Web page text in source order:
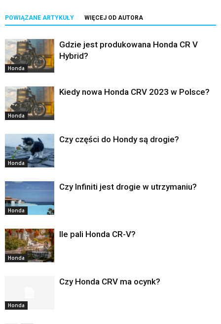
POWIĄZANE ARTYKUŁY WIĘCEJ OD AUTORA
Honda
Gdzie jest produkowana Honda CR V
Hybrid?
Honda
Kiedy nowa Honda CRV 2023 w Polsce?
Honda
Czy części do Hondy są drogie?
Honda
Czy Infiniti jest drogie w utrzymaniu?
Honda
Ile pali Honda CR-V?
Honda
Czy Honda CRV ma ocynk?